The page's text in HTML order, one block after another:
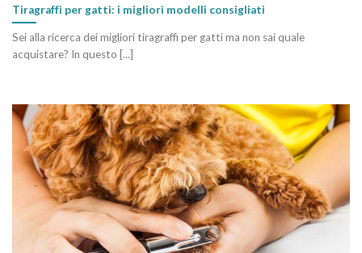
Tiragraffi per gatti: i migliori modelli consigliati
Sei alla ricerca dei migliori tiragraffi per gatti ma non sai quale
acquistare? In questo [...]